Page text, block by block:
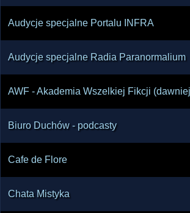
Audycje specjalne Portalu INFRA
Audycje specjalne Radia Paranormalium
AWF - Akademia Wszelkiej Fikcji
Biuro Duchów - podcasty
Cafe de Flore
Chata Mistyka